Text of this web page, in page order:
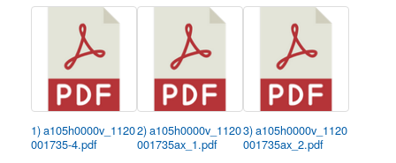
1) a105h0000v_1120
001735-4.pdf
2) a105h0000v_1120
001735ax_1.pdf
3) a105h0000v_1120
001735ax_2.pdf